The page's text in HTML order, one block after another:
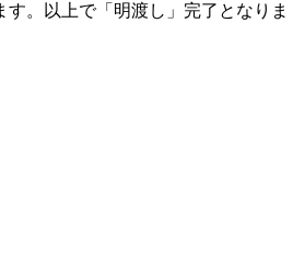
。以上で「明渡し」完了となりま